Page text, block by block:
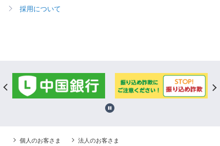
採用について
個人のお客さま
法人のお客さま